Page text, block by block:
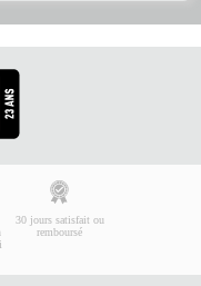
30 jours satisfait ou
remboursé